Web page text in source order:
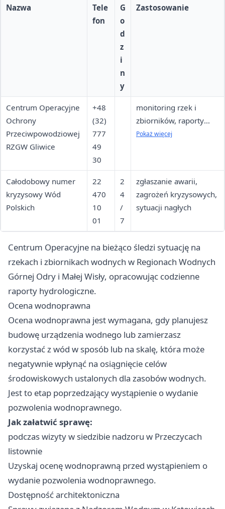
Nazwa
Tele
fon
G
o
d
z
i
n
y
Zastosowanie
Centrum Operacyjne
Ochrony
Przeciwpowodziowej
RZGW Gliwice
+48
(32)
777
49
30
monitoring rzek i
zbiorników, raporty
hydrologiczne,
Pokaż więcej
Całodobowy numer
kryzysowy Wód
Polskich
22
470
10
01
2
4
/
7
zgłaszanie awarii,
zagrożeń kryzysowych,
sytuacji nagłych
Centrum Operacyjne na bieżąco śledzi sytuację na
rzekach i zbiornikach wodnych w Regionach Wodnych
Górnej Odry i Małej Wisły, opracowując codzienne
raporty hydrologiczne.
Ocena wodnoprawna
Ocena wodnoprawna jest wymagana, gdy planujesz
budowę urządzenia wodnego lub zamierzasz
korzystać z wód w sposób lub na skalę, która może
negatywnie wpłynąć na osiągnięcie celów
środowiskowych ustalonych dla zasobów wodnych.
Jest to etap poprzedzający wystąpienie o wydanie
pozwolenia wodnoprawnego.
Jak załatwić sprawę:
podczas wizyty w siedzibie nadzoru w Przeczycach
listownie
Uzyskaj ocenę wodnoprawną przed wystąpieniem o
wydanie pozwolenia wodnoprawnego.
Dostępność architektoniczna